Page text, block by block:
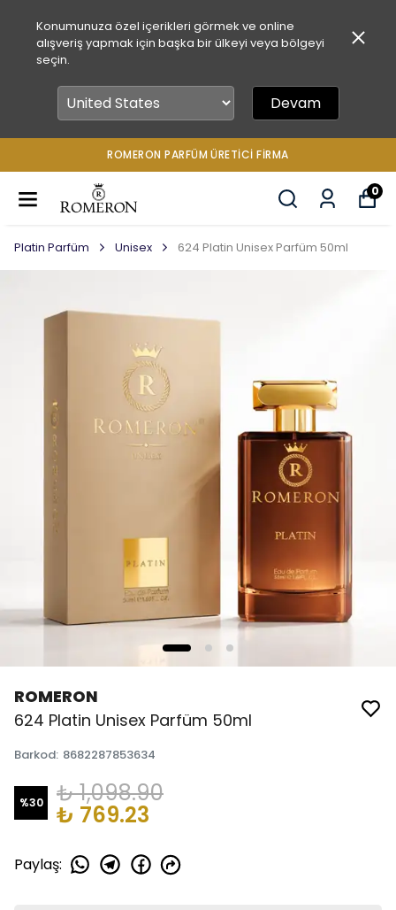
Konumunuza özel içerikleri görmek ve online
alışveriş yapmak için başka bir ülkeyi veya bölgeyi
seçin.
Devam
ROMERON PARFÜM ÜRETICI FIRMA
0
Platin Parfüm Unisex 624 Platin Unisex Parfüm 50ml
ROMERON
624 Platin Unisex Parfüm 50ml
Barkod: 8682287853634
%30 ₺ 1,098.90
₺ 769.23
Paylaş: